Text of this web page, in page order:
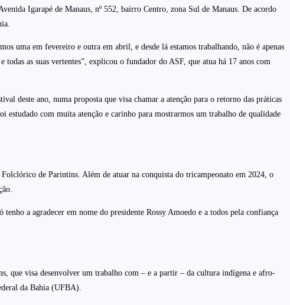
Igarapé de Manaus, nº 552, bairro Centro, zona Sul de Manaus. De acordo
uma em fevereiro e outra em abril, e desde lá estamos trabalhando, não é apenas
as suas vertentes”, explicou o fundador do ASF, que atua há 17 anos com
deste ano, numa proposta que visa chamar a atenção para o retorno das práticas
estudado com muita atenção e carinho para mostrarmos um trabalho de qualidade
de Parintins. Além de atuar na conquista do tricampeonato em 2024, o
a agradecer em nome do presidente Rossy Amoedo e a todos pela confiança
que visa desenvolver um trabalho com – e a partir – da cultura indígena e afro-
da Bahia (UFBA).